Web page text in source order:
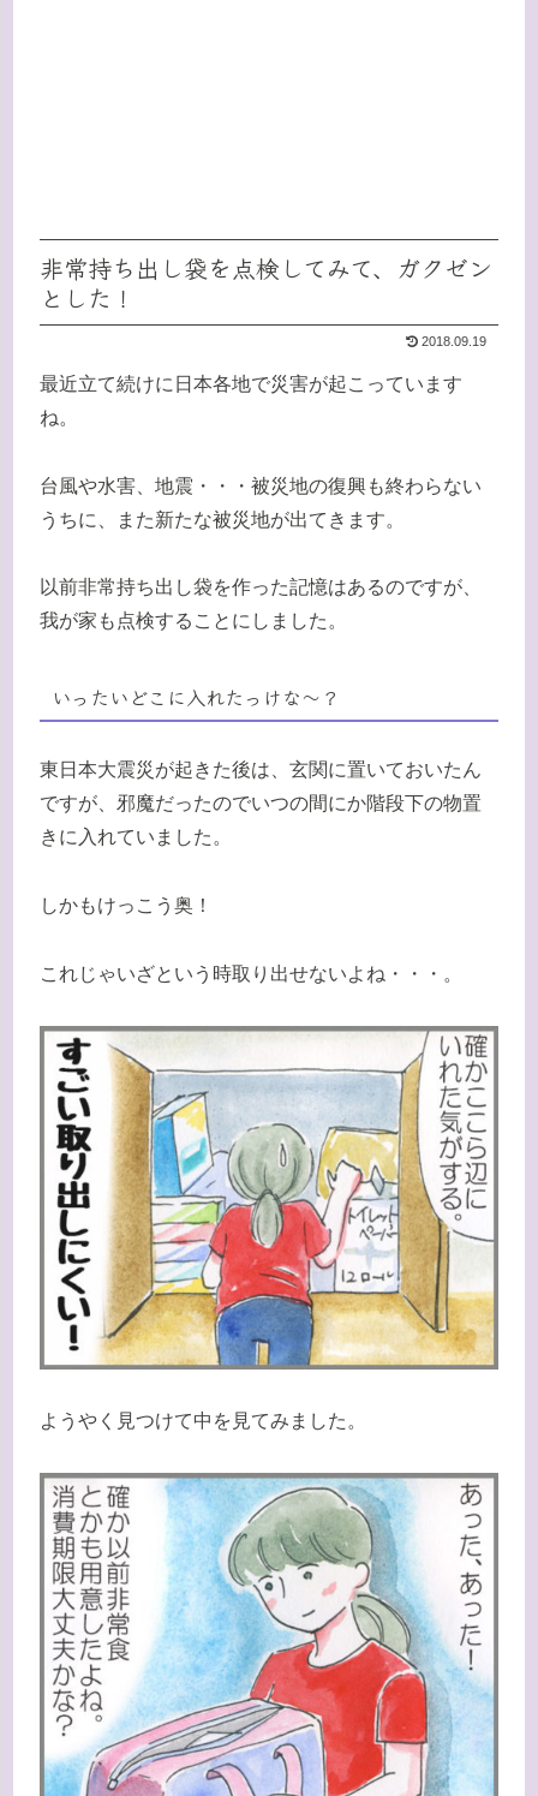
非常持ち出し袋を点検してみて、ガクゼン
とした！
2018.09.19
最近立て続けに日本各地で災害が起こっています
ね。
台風や水害、地震・・・被災地の復興も終わらない
うちに、また新たな被災地が出てきます。
以前非常持ち出し袋を作った記憶はあるのですが、
我が家も点検することにしました。
いったいどこに入れたっけな〜？
東日本大震災が起きた後は、玄関に置いておいたん
ですが、邪魔だったのでいつの間にか階段下の物置
きに入れていました。
しかもけっこう奥！
これじゃいざという時取り出せないよね・・・。
ようやく見つけて中を見てみました。